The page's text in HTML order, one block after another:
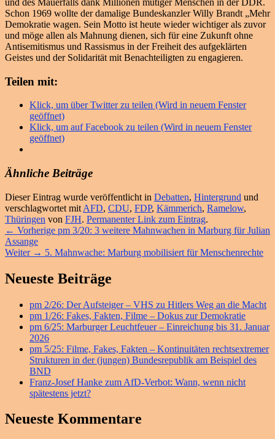
Schon 1969 wollte der damalige Bundeskanzler Willy Brandt „Mehr
Demokratie wagen. Sein Motto ist heute wieder wichtiger als zuvor
und möge allen als Mahnung dienen, sich für eine Zukunft ohne
Antisemitismus und Rassismus in der Freiheit des aufgeklärten
Geistes und der Solidarität mit Benachteiligten zu engagieren.
Teilen mit:
Klick, um über Twitter zu teilen (Wird in neuem Fenster
geöffnet)
Klick, um auf Facebook zu teilen (Wird in neuem Fenster
geöffnet)
Ähnliche Beiträge
Dieser Eintrag wurde veröffentlicht in Debatten, Hintergrund und
verschlagwortet mit AFD, CDU, FDP, Kämmerich, Ramelow,
Thüringen von FJH. Permanenter Link zum Eintrag.
Beitragsnavigation
← Vorherige Vorheriger
pm 3/20: 3 weitere Mahnwachen in Marburg für Julian
Assange
Weiter → Nächster
5. Mahnwache: Marburg mobilisiert für Menschenrechte
Primärer
Widget-
Bereich
Neueste Beiträge
pm 2/26: Der Aufsteiger – VHS zu Hitlers Weg an die Macht
pm 1/26: Fakes, Fakten, Filme – Dokus zur Demokratie
pm 6/25: Marburger Leuchtfeuer – Einreichung bis 31. Januar
2026
pm 5/25: Filme, Fakes, Fakten – Kontinuitäten rechtsextremer
Strukturen in der (jungen) Bundesrepublik am Beispiel des
BND
Franz-Josef Hanke zum AfD-Verbot: Wann, wenn nicht
spätestens jetzt?
Neueste Kommentare